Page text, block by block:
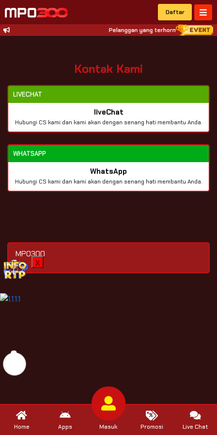
Daftar
Pelanggan yang terhormat,
Kontak Kami
LIVECHAT
liveChat
Hubungi CS kami dan kami akan dengan senang hati membantu Anda.
WHATSAPP
WhatsApp
Hubungi CS kami dan kami akan dengan senang hati membantu Anda.
MPO300
Home Apps Masuk Promosi Live Chat
X